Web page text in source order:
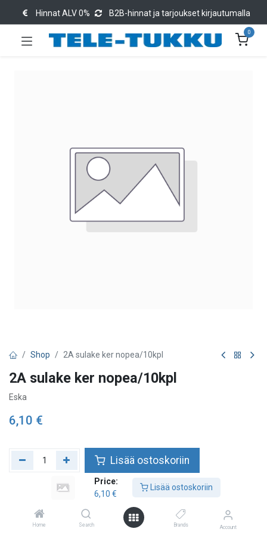
Price:
6,10 €
Lisää ostoskoriin
Home Search Brands Account
Hinnat ALV 0% B2B-hinnat ja tarjoukset kirjautumalla
0
Shop 2A sulake ker nopea/10kpl
2A sulake ker nopea/10kpl
Eska
6,10 €
Lisää ostoskoriin
Lisää toivelistalle